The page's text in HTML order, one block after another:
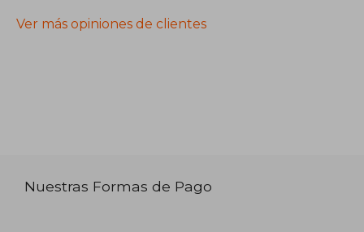
Ver más opiniones de clientes
Nuestras Formas de Pago